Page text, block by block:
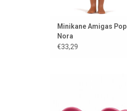
Minikane Amigas Pop
Nora
€33,29